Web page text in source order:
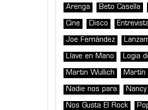
Arenga Beto Casella
Cine Disco
Joe Fernández
Llave en Mano Logia
Martin Wullich Martín
Nadie nos para
Nos Gusta El Rock